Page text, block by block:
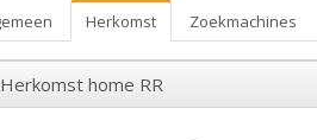
Herkomst Zoekmachines
Herkomst home RR